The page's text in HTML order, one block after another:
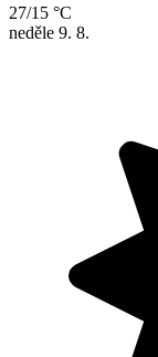
27/15 °C
neděle 9. 8.